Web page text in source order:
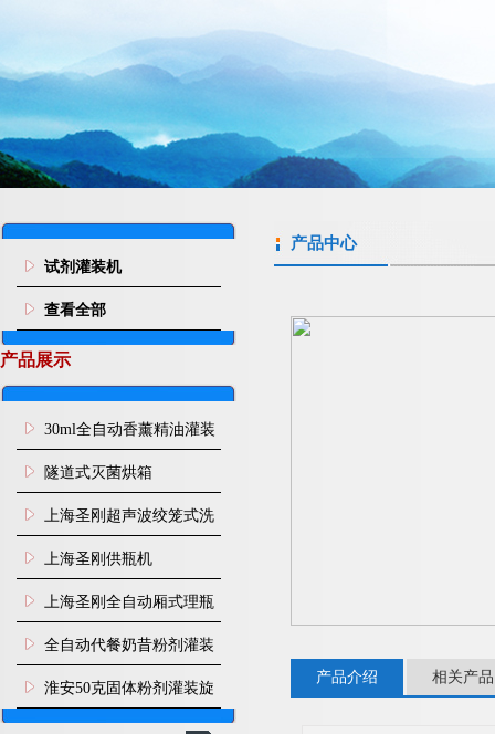
试剂灌装机
查看全部
产品展示
30ml全自动香薰精油灌装
旋盖机
隧道式灭菌烘箱
上海圣刚超声波绞笼式洗
瓶机
上海圣刚供瓶机
上海圣刚全自动厢式理瓶
机
全自动代餐奶昔粉剂灌装
生产线
淮安50克固体粉剂灌装旋
盖机
产品中心
产品介绍 相关产品